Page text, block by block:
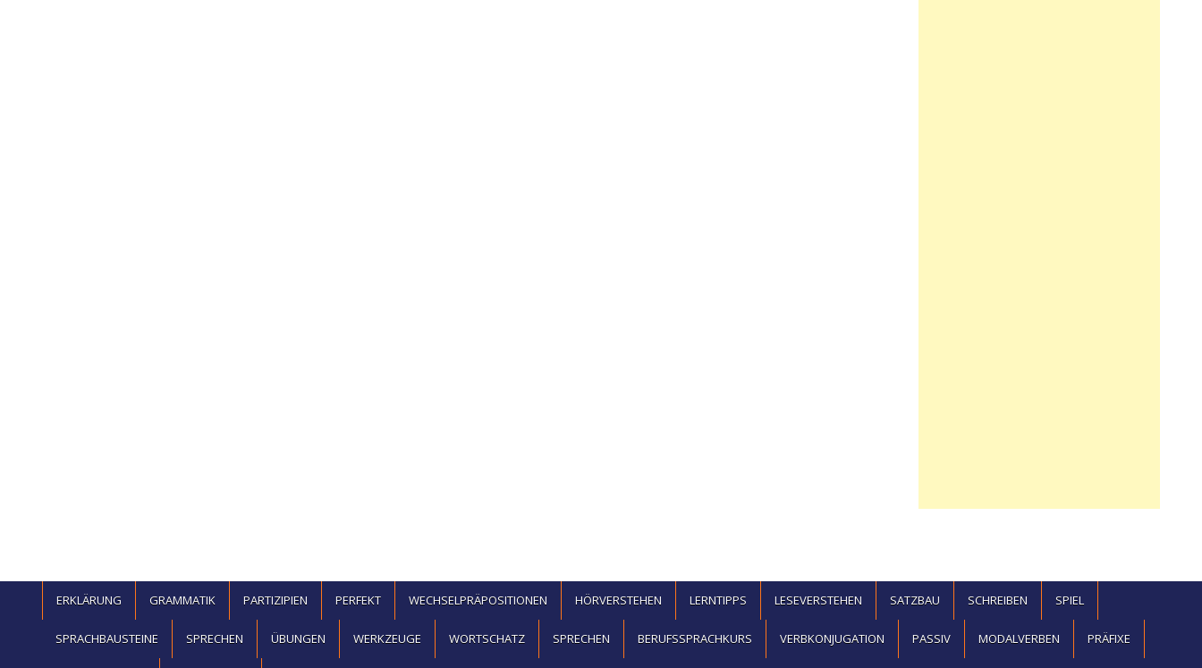
ERKLÄRUNG GRAMMATIK PARTIZIPIEN PERFEKT WECHSELPRÄPOSITIONEN HÖRVERSTEHEN LERNTIPPS LESEVERSTEHEN SATZBAU SCHREIBEN SPIEL
SPRACHBAUSTEINE SPRECHEN ÜBUNGEN WERKZEUGE WORTSCHATZ SPRECHEN BERUFSSPRACHKURS VERBKONJUGATION PASSIV MODALVERBEN PRÄFIXE